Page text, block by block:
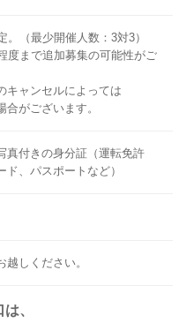
。（最少開催人数：3対3）
度まで追加募集の可能性がご
キャンセルによっては
がございます。
真付きの身分証（運転免許
、パスポートなど）
しください。
、